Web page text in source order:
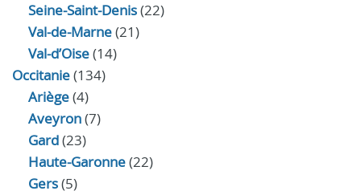
Seine-Saint-Denis(22)
Val-de-Marne(21)
Val-d’Oise(14)
Occitanie(134)
Ariège(4)
Aveyron(7)
Gard(23)
Haute-Garonne(22)
Gers(5)